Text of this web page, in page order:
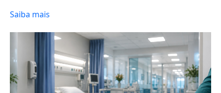
Saiba mais